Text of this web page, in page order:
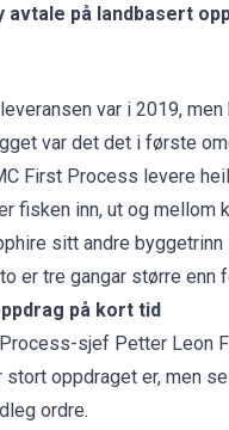
avtale på landbasert
var i 2019,
var det det i første
First Process levere
fisken inn, ut og mellom
sitt andre byggetrinn
er tre gangar større enn
på kort tid
sjef Petter Leon
oppdraget er, men
ordre.